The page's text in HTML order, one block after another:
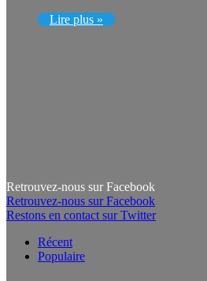
Lire plus »
Retrouvez-nous sur Facebook
Retrouvez-nous sur Facebook
Restons en contact sur Twitter
Récent
Populaire